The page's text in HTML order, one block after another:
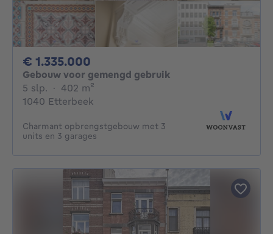
€ 1.335.000
Gebouw voor gemengd gebruik
5 slp. 5 slaapkamers
· 402 m²
1040 Etterbeek
Charmant opbrengstgebouw met 3
units en 3 garages